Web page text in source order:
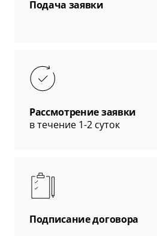
Подача заявки
Рассмотрение заявки
в течение 1-2 суток
Подписание договора